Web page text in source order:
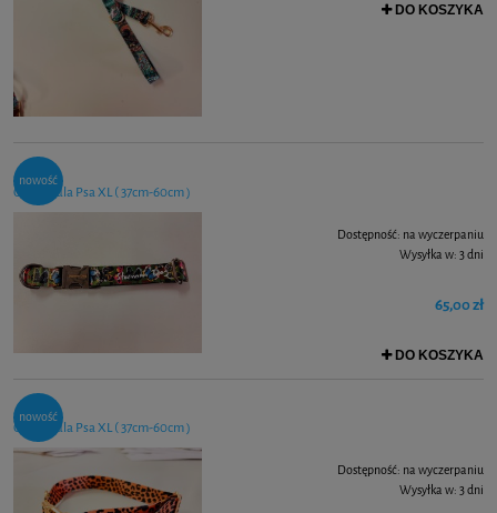
DO KOSZYKA
Obroża dla Psa XL ( 37cm-60cm )
Dostępność: na wyczerpaniu
Wysyłka w: 3 dni
65,00 zł
DO KOSZYKA
nowość
Obroża dla Psa XL ( 37cm-60cm )
Dostępność: na wyczerpaniu
Wysyłka w: 3 dni
nowość